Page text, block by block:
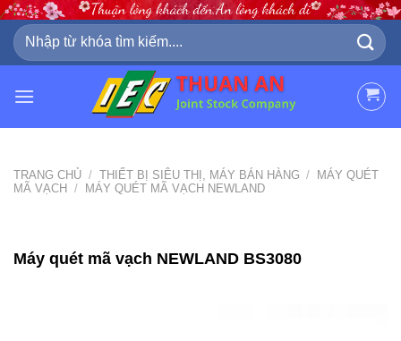
Skip
content
Tìm
kiếm:
TRANG CHỦ / THIẾT BỊ SIÊU THỊ, MÁY BÁN HÀNG / MÁY QUÉT
MÃ VẠCH / MÁY QUÉT MÃ VẠCH NEWLAND
Máy quét mã vạch NEWLAND BS3080